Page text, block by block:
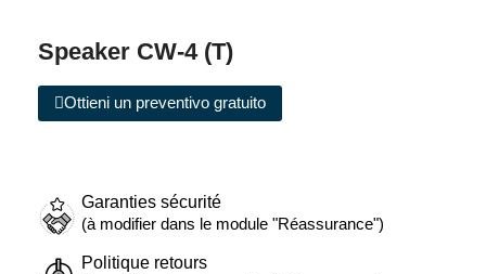
Speaker CW-4 (T)
Ottieni un preventivo gratuito
Garanties sécurité
(à modifier dans le module "Réassurance")
Politique retours